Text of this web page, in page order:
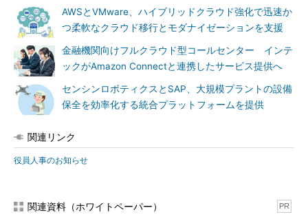
AWSとVMware、ハイブリッドクラウド強化で迅速か
つ柔軟なクラウド移行とモダナイゼーションを支援
金融機関向けフルクラウド型コールセンター インテ
ックがAmazon Connectと連携したサービス提供へ
センシンロボティクスとSAP、大規模プラントの設備
保全を効率化する統合プラットフォームを提供
関連リンク
役員人事のお知らせ
関連資料（ホワイトペーパー） PR